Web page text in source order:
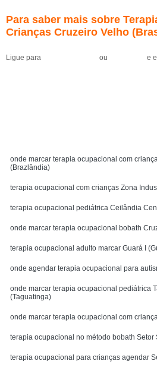
Para saber mais sobre
Crianças Cruzeiro Velho
Ligue para ou e
onde marcar terapia ocupacional com
(Brazlândia)
terapia ocupacional com crianças Zona
terapia ocupacional pediátrica Ceilândia
onde marcar terapia ocupacional bobath
terapia ocupacional adulto marcar Guará I
onde agendar terapia ocupacional para
onde marcar terapia ocupacional pediátrica
(Taguatinga)
onde marcar terapia ocupacional com
terapia ocupacional no método bobath Setor
terapia ocupacional para crianças agendar